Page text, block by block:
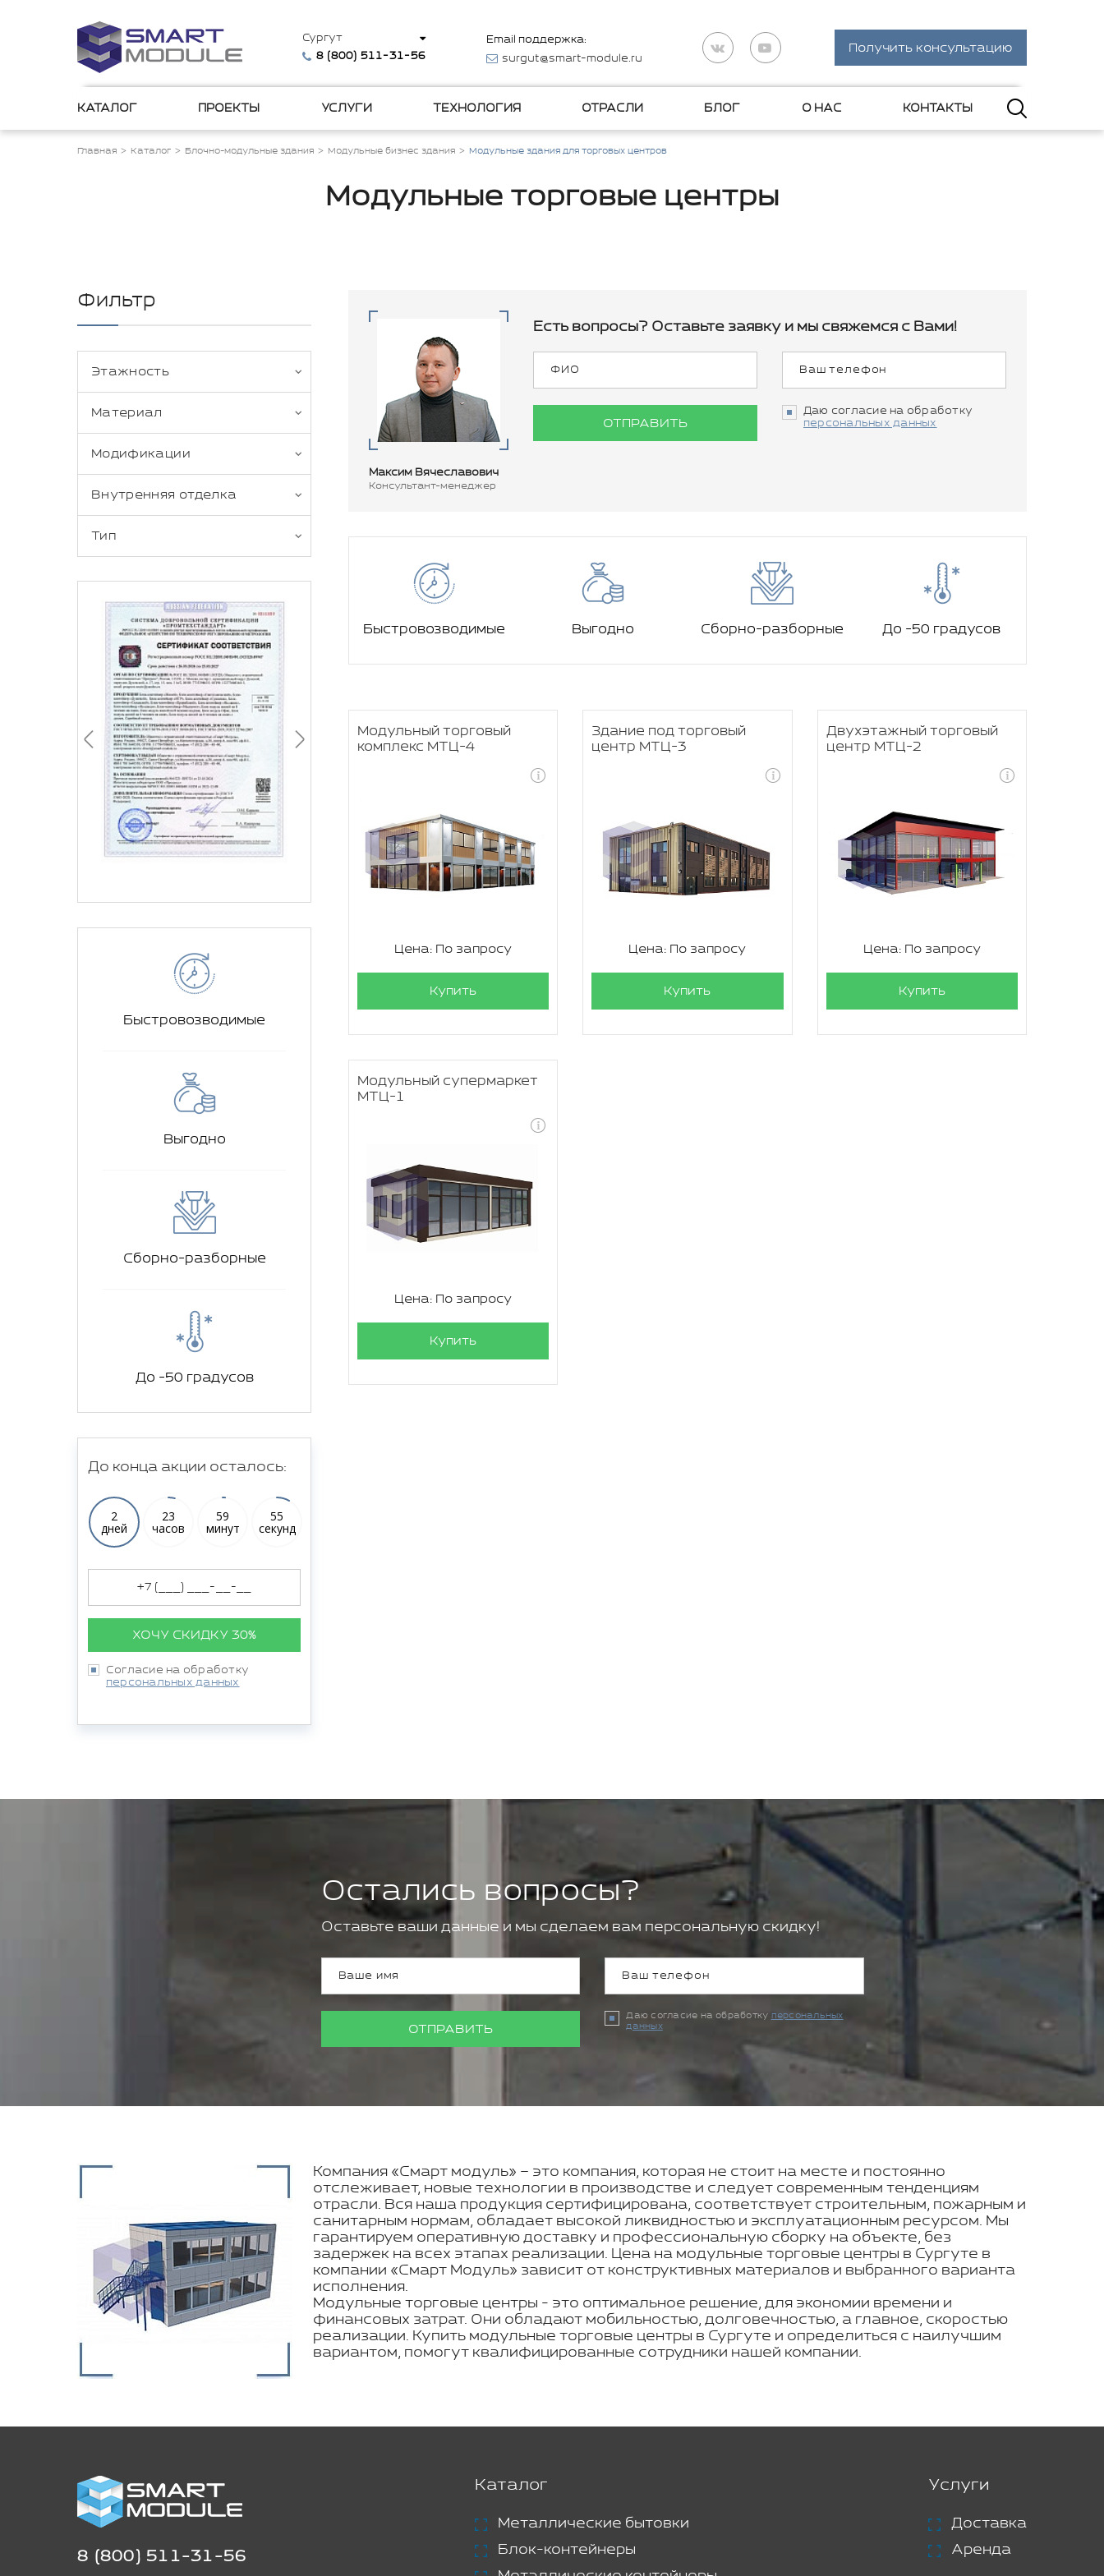
Сургут
8 (800) 511-31-56
Email поддержка:
surgut@smart-module.ru
Получить консультацию
КАТАЛОГ ПРОЕКТЫ УСЛУГИ ТЕХНОЛОГИЯ ОТРАСЛИ БЛОГ О НАС КОНТАКТЫ
Главная Каталог Блочно-модульные здания Модульные бизнес здания Модульные здания для торговых центров
Модульные торговые центры
Фильтр
Этажность
Материал
Модификации
Внутренняя отделка
Тип
Быстровозводимые
Выгодно
Сборно-разборные
До -50 градусов
До конца акции осталось:
2
дней
23
часов
59
минут
54
секунд
ХОЧУ СКИДКУ 30%
Согласие на обработку
персональных данных
Максим Вячеславович
Консультант-менеджер
Есть вопросы? Оставьте заявку и мы свяжемся с Вами!
ОТПРАВИТЬ
Даю согласие на обработку
персональных данных
Быстровозводимые Выгодно Сборно-разборные До -50 градусов
Модульный торговый
комплекс МТЦ-4
Цена: По запросу
Купить
Здание под торговый
центр МТЦ-3
Цена: По запросу
Купить
Двухэтажный торговый
центр МТЦ-2
Цена: По запросу
Купить
Модульный супермаркет
МТЦ-1
Цена: По запросу
Купить
Остались вопросы?
Оставьте ваши данные и мы сделаем вам персональную скидку!
ОТПРАВИТЬ
Даю согласие на обработку персональных
данных
Компания «Смарт модуль» – это компания, которая не стоит на месте и постоянно
отслеживает, новые технологии в производстве и следует современным тенденциям
отрасли. Вся наша продукция сертифицирована, соответствует строительным, пожарным и
санитарным нормам, обладает высокой ликвидностью и эксплуатационным ресурсом. Мы
гарантируем оперативную доставку и профессиональную сборку на объекте, без
задержек на всех этапах реализации. Цена на модульные торговые центры в Сургуте в
компании «Смарт Модуль» зависит от конструктивных материалов и выбранного варианта
исполнения.
Модульные торговые центры - это оптимальное решение, для экономии времени и
финансовых затрат. Они обладают мобильностью, долговечностью, а главное, скоростью
реализации. Купить модульные торговые центры в Сургуте и определиться с наилучшим
вариантом, помогут квалифицированные сотрудники нашей компании.
8 (800) 511-31-56
Каталог
Металлические бытовки
Блок-контейнеры
Услуги
Доставка
Аренда